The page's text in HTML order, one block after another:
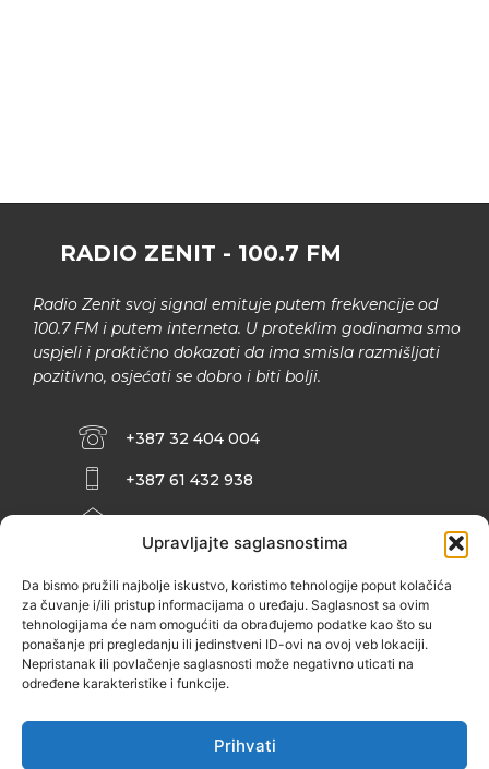
Upravljajte saglasnostima
Da bismo pružili najbolje iskustvo, koristimo tehnologije poput kolačića
za čuvanje i/ili pristup informacijama o uređaju. Saglasnost sa ovim
tehnologijama će nam omogućiti da obrađujemo podatke kao što su
ponašanje pri pregledanju ili jedinstveni ID-ovi na ovoj veb lokaciji.
Nepristanak ili povlačenje saglasnosti može negativno uticati na
određene karakteristike i funkcije.
Prihvati
RADIO ZENIT - 100.7 FM
Radio Zenit svoj signal emituje putem frekvencije od
100.7 FM i putem interneta. U proteklim godinama smo
uspjeli i praktično dokazati da ima smisla razmišljati
pozitivno, osjećati se dobro i biti bolji.
+387 32 404 004
+387 61 432 938
INFO@ZENIT.BA
ZENIČANKA, 3. SPRAT), 72000 ZENICA